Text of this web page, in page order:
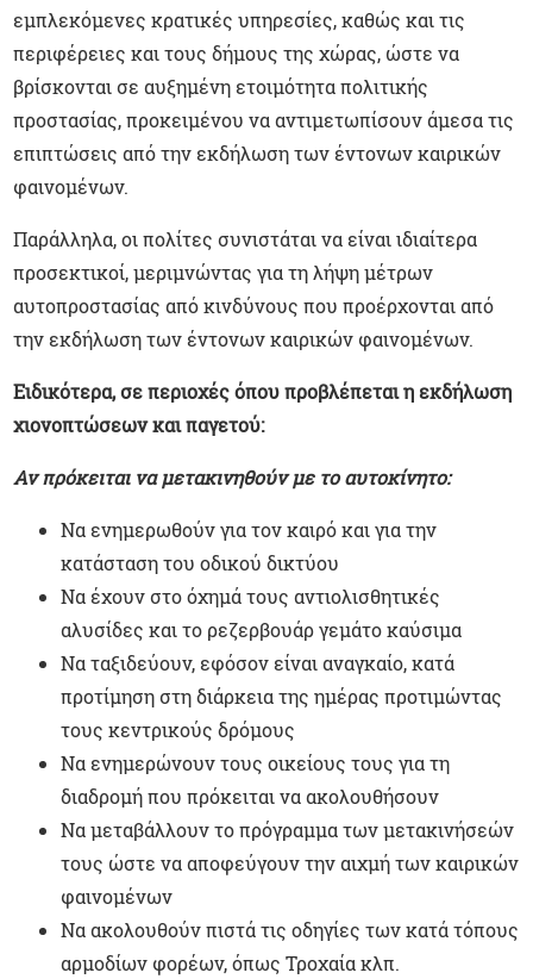
εμπλεκόμενες κρατικές υπηρεσίες, καθώς και τις
περιφέρειες και τους δήμους της χώρας, ώστε να
βρίσκονται σε αυξημένη ετοιμότητα πολιτικής
προστασίας, προκειμένου να αντιμετωπίσουν άμεσα τις
επιπτώσεις από την εκδήλωση των έντονων καιρικών
φαινομένων.
Παράλληλα, οι πολίτες συνιστάται να είναι ιδιαίτερα
προσεκτικοί, μεριμνώντας για τη λήψη μέτρων
αυτοπροστασίας από κινδύνους που προέρχονται από
την εκδήλωση των έντονων καιρικών φαινομένων.
Ειδικότερα, σε περιοχές όπου προβλέπεται η εκδήλωση
χιονοπτώσεων και παγετού:
Αν πρόκειται να μετακινηθούν με το αυτοκίνητο:
Να ενημερωθούν για τον καιρό και για την
κατάσταση του οδικού δικτύου
Να έχουν στο όχημά τους αντιολισθητικές
αλυσίδες και το ρεζερβουάρ γεμάτο καύσιμα
Να ταξιδεύουν, εφόσον είναι αναγκαίο, κατά
προτίμηση στη διάρκεια της ημέρας προτιμώντας
τους κεντρικούς δρόμους
Να ενημερώνουν τους οικείους τους για τη
διαδρομή που πρόκειται να ακολουθήσουν
Να μεταβάλλουν το πρόγραμμα των μετακινήσεών
τους ώστε να αποφεύγουν την αιχμή των καιρικών
φαινομένων
Να ακολουθούν πιστά τις οδηγίες των κατά τόπους
αρμοδίων φορέων, όπως Τροχαία κλπ.